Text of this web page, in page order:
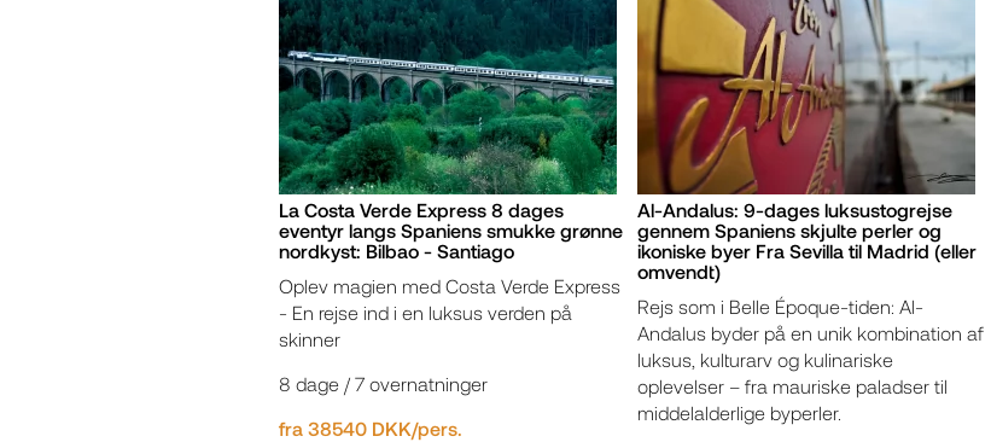
La Costa Verde Express 8 dages
eventyr langs Spaniens smukke grønne
nordkyst: Bilbao - Santiago
Oplev magien med Costa Verde Express
- En rejse ind i en luksus verden på
skinner
8 dage / 7 overnatninger
fra 38540 DKK/pers.
Al-Andalus: 9-dages luksustogrejse
gennem Spaniens skjulte perler og
ikoniske byer Fra Sevilla til Madrid (eller
omvendt)
Rejs som i Belle Époque-tiden: Al-
Andalus byder på en unik kombination af
luksus, kulturarv og kulinariske
oplevelser – fra mauriske paladser til
middelalderlige byperler.